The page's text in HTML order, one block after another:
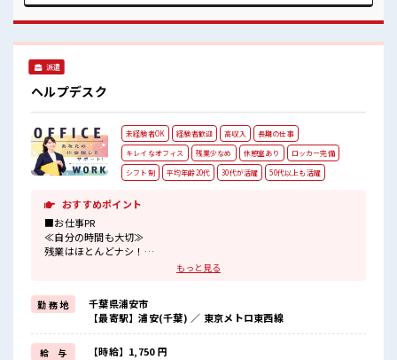
ッカーあり！ 安心してお仕事に集中♪ 残業はほとんどありま
せん！ 高収入もバッチリ目指せますよ！
派遣
ヘルプデスク
未経験者OK 経験者歓迎 高収入
長期の仕事
キレイなオフィス
残業少なめ 休憩室あり
ロッカー完備
シフト制
平均年齢20代 30代が活躍 50代以上も活躍
おすすめポイント
■お仕事PR
≪自分の時間も大切≫
残業はほとんどナシ！
場合によってはお願いすることもあります♪
新しいことにチャレンジするのは不安だけど、
しっかり働く環境が整っています！
イチからスキルUP・ステップUP目指していきましょう！
≪自分に合った期間で働ける≫
福利厚生が整った派遣のお仕事です！
もっと見る
勤 務 地
千葉県浦安市
【最寄駅】浦安(千葉) ／ 東京メトロ東西線
給 与 【時給】1,750 円